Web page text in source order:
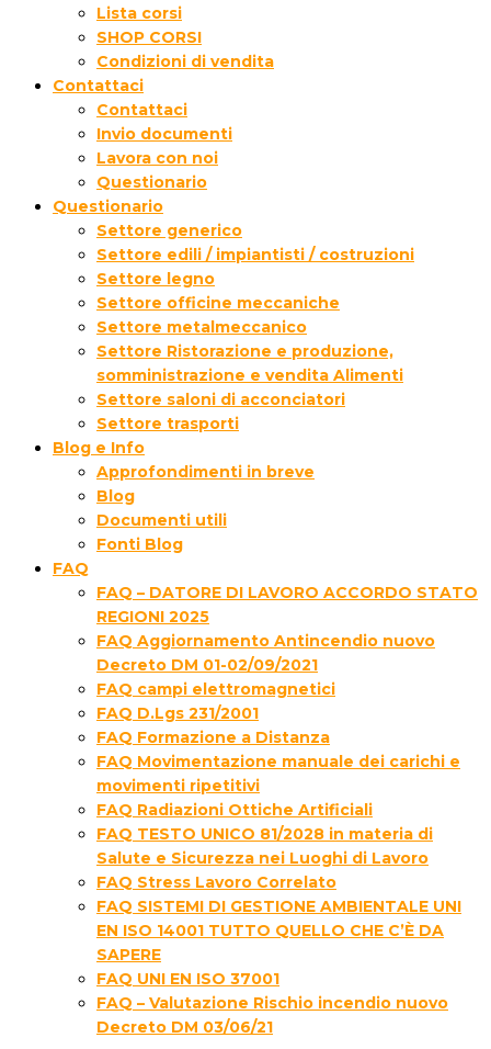
Lista corsi
SHOP CORSI
Condizioni di vendita
Contattaci
Contattaci
Invio documenti
Lavora con noi
Questionario
Questionario
Settore generico
Settore edili / impiantisti / costruzioni
Settore legno
Settore officine meccaniche
Settore metalmeccanico
Settore Ristorazione e produzione,
somministrazione e vendita Alimenti
Settore saloni di acconciatori
Settore trasporti
Blog e Info
Approfondimenti in breve
Blog
Documenti utili
Fonti Blog
FAQ
FAQ – DATORE DI LAVORO ACCORDO STATO
REGIONI 2025
FAQ Aggiornamento Antincendio nuovo
Decreto DM 01-02/09/2021
FAQ campi elettromagnetici
FAQ D.Lgs 231/2001
FAQ Formazione a Distanza
FAQ Movimentazione manuale dei carichi e
movimenti ripetitivi
FAQ Radiazioni Ottiche Artificiali
FAQ TESTO UNICO 81/2028 in materia di
Salute e Sicurezza nei Luoghi di Lavoro
FAQ Stress Lavoro Correlato
FAQ SISTEMI DI GESTIONE AMBIENTALE UNI
EN ISO 14001 TUTTO QUELLO CHE C’È DA
SAPERE
FAQ UNI EN ISO 37001
FAQ – Valutazione Rischio incendio nuovo
Decreto DM 03/06/21